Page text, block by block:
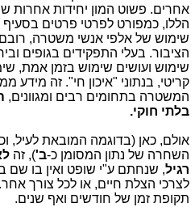
אחרים. פשוט המון יחידות אחרות
הללו, כמפורט לפרטי פרטים
שימוש של אלפי אנשי משטרה, רובם
הציבור. בעלי התפקידים בגופים
שימוש ועושים שימוש בזמן אמת,
קריטי, בנתוני "איכון חי". זה מידע
המשטרה בתחומים רבים ומגוונים,
בלתי חוקי.
אולם, כאן (בדוגמה המובאת לעיל,
השחרה של נתון המסומן כ-ב'), זה
רגיל, שנחתם ע"י שופט ואין בו שם
לצרכי הצלת חיים, או לכל צורך
תקופת זמן של חודשים ואף שנים.